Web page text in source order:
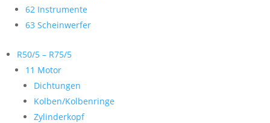
62 Instrumente
63 Scheinwerfer
R50/5 – R75/5
11 Motor
Dichtungen
Kolben/Kolbenringe
Zylinderkopf